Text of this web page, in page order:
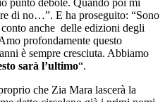
di no…”. E ha proseguito: “Sono
anche delle edizioni degli
profondamente questo
è sempre cresciuta. Abbiamo
sarà l’ultimo“.
che Zia Mara lascerà la